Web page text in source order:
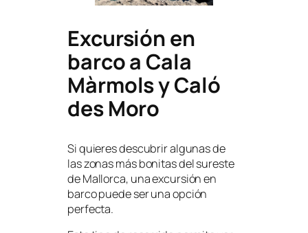
Excursión en
barco a Cala
Màrmols y Caló
des Moro
Si quieres descubrir algunas de
las zonas más bonitas del sureste
de Mallorca, una excursión en
barco puede ser una opción
perfecta.